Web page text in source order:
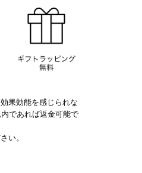
果効能を感じられな
であれば返金可能で
い。